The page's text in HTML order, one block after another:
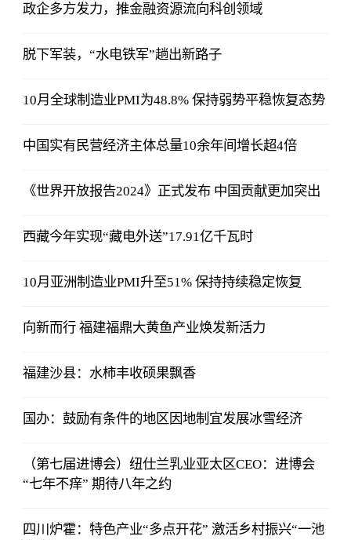
政企多方发力，推金融资源流向科创领域
脱下军装，“水电铁军”趟出新路子
10月全球制造业PMI为48.8% 保持弱势平稳恢复态势
中国实有民营经济主体总量10余年间增长超4倍
《世界开放报告2024》正式发布 中国贡献更加突出
西藏今年实现“藏电外送”17.91亿千瓦时
10月亚洲制造业PMI升至51% 保持持续稳定恢复
向新而行 福建福鼎大黄鱼产业焕发新活力
福建沙县：水柿丰收硕果飘香
国办：鼓励有条件的地区因地制宜发展冰雪经济
（第七届进博会）纽仕兰乳业亚太区CEO：进博会
“七年不痒” 期待八年之约
四川炉霍：特色产业“多点开花” 激活乡村振兴“一池